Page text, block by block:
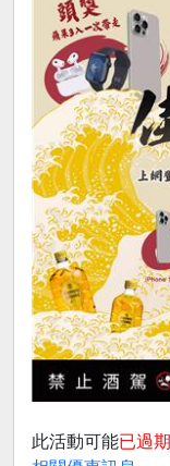
此活動可能已過期